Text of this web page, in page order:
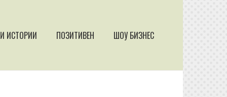
ИСТОРИИ ПОЗИТИВЕН ШОУ БИЗНЕС